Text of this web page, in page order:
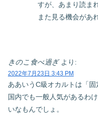
すが、あまり読ま
また見る機会があ
きのこ食べ過ぎ より:
2022年7月23日 3:43 PM
ああいうC級オカルトは「
国内でも一般人気があるわ
いなもんでしょ。